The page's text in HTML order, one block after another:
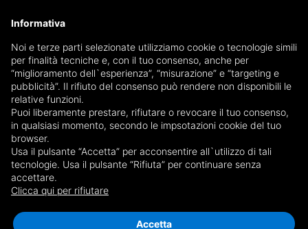
Ricevi copia del giornale via mail
Scegli giornale
120 risultati per
provincia di Chieti
Informativa
Noi e terze parti selezionate utilizziamo cookie o tecnologie simili
per finalità tecniche e, con il tuo consenso, anche per
“miglioramento dell`esperienza”, “misurazione” e “targeting e
pubblicità”. Il rifiuto del consenso può rendere non disponibili le
relative funzioni.
Puoi liberamente prestare, rifiutare o revocare il tuo consenso,
in qualsiasi momento, secondo le impsotazioni cookie del tuo
browser.
Usa il pulsante “Accetta” per acconsentire all`utilizzo di tali
tecnologie. Usa il pulsante “Rifiuta” per continuare senza
accettare.
Clicca qui per rifiutare
Accetta